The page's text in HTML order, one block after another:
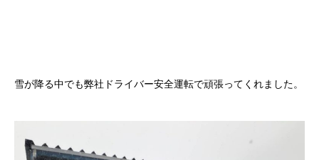
雪が降る中でも弊社ドライバー安全運転で頑張ってくれました。